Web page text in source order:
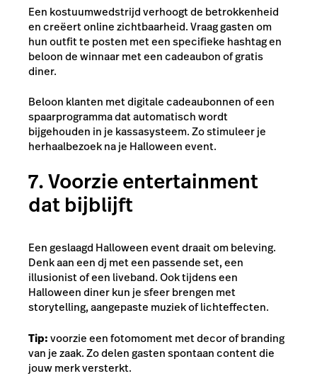
Een kostuumwedstrijd verhoogt de betrokkenheid
en creëert online zichtbaarheid. Vraag gasten om
hun outfit te posten met een specifieke hashtag en
beloon de winnaar met een cadeaubon of gratis
diner.
Beloon klanten met digitale cadeaubonnen of een
spaarprogramma dat automatisch wordt
bijgehouden in je kassasysteem. Zo stimuleer je
herhaalbezoek na je Halloween event.
7. Voorzie entertainment
dat bijblijft
Een geslaagd Halloween event draait om beleving.
Denk aan een dj met een passende set, een
illusionist of een liveband. Ook tijdens een
Halloween diner kun je sfeer brengen met
storytelling, aangepaste muziek of lichteffecten.
Tip:voorzie een fotomoment met decor of branding
van je zaak. Zo delen gasten spontaan content die
jouw merk versterkt.